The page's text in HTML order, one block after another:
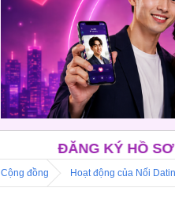
CỘNG ĐỒNG NỐI
Cộng đồng Hoạt động của Nối